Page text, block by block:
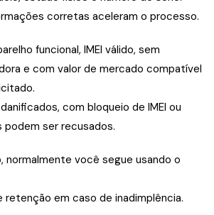
corretas aceleram o processo.
funcional, IMEI válido, sem
e com valor de mercado compatível
com bloqueio de IMEI ou
ser recusados.
normalmente você segue usando o
em caso de inadimplência.